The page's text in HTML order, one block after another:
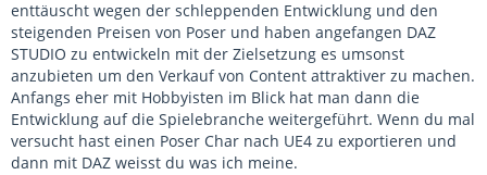
enttäuscht wegen der schleppenden Entwicklung und den
steigenden Preisen von Poser und haben angefangen DAZ
STUDIO zu entwickeln mit der Zielsetzung es umsonst
anzubieten um den Verkauf von Content attraktiver zu machen.
Anfangs eher mit Hobbyisten im Blick hat man dann die
Entwicklung auf die Spielebranche weitergeführt. Wenn du mal
versucht hast einen Poser Char nach UE4 zu exportieren und
dann mit DAZ weisst du was ich meine.